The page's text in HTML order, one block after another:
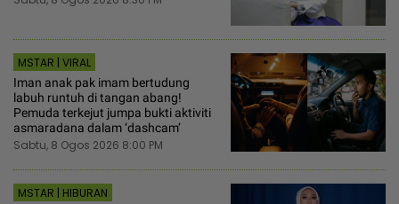
MSTAR | VIRAL
Iman anak pak imam bertudung
labuh runtuh di tangan abang!
Pemuda terkejut jumpa bukti aktiviti
asmaradana dalam ‘dashcam’
Sabtu, 8 Ogos 2026 8:00 PM
MSTAR | HIBURAN